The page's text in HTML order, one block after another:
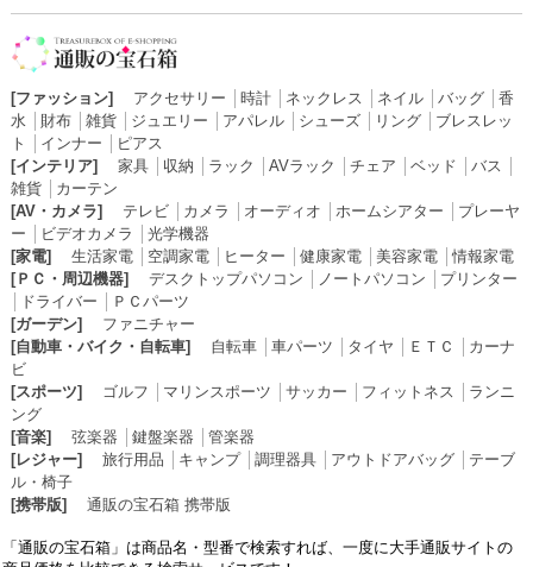
[ファッション] アクセサリー 時計│ ネックレス ネイル│ バッグ│ 香
水
財布│ 雑貨│ ジュエリー アパレル│ シューズ│ リング│ ブレスレッ
ト
インナー
ピアス
[インテリア]
家具│ 収納 ラック AVラック チェア ベッド バス
雑貨│ カーテン
[AV・カメラ]
テレビ│ カメラ オーディオ ホームシアター
プレーヤ
ー
ビデオカメラ
光学機器
[家電]
生活家電│ 空調家電│ ヒーター 健康家電│ 美容家電│情報家電
[ＰＣ・周辺機器]
デスクトップパソコン ノートパソコン
プリンター
ドライバー
ＰＣパーツ
[ガーデン]
ファニチャー
[自動車・バイク・自転車]
自転車│ 車パーツ タイヤ ＥＴＣ
カーナ
ビ
[スポーツ]
ゴルフ マリンスポーツ サッカー フィットネス
ランニ
ング
[音楽]
弦楽器 鍵盤楽器
管楽器
[レジャー]
旅行用品 キャンプ│ 調理器具│ アウトドアバッグ│ テーブ
ル・椅子
[携帯版]
通販の宝石箱 携帯版
「通販の宝石箱」は商品名・型番で検索すれば、一度に大手通販サイトの